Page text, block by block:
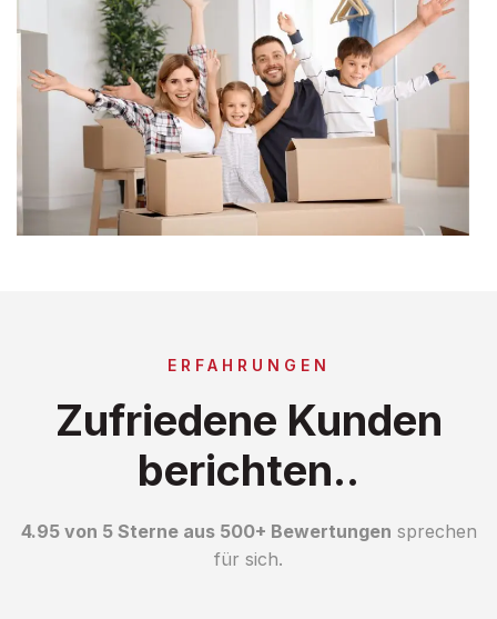
ERFAHRUNGEN
Zufriedene Kunden
berichten..
4.95 von 5 Sterne aus 500+ Bewertungen sprechen
für sich.